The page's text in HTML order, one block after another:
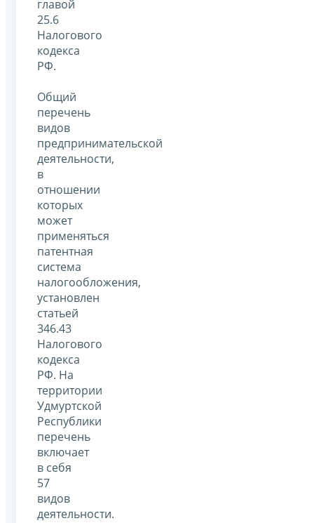
главой
25.6
Налогового
кодекса
РФ.
Общий
перечень
видов
предпринимательской
деятельности,
в
отношении
которых
может
применяться
патентная
система
налогообложения,
установлен
статьей
346.43
Налогового
кодекса
РФ. На
территории
Удмуртской
Республики
перечень
включает
в себя
57
видов
деятельности.